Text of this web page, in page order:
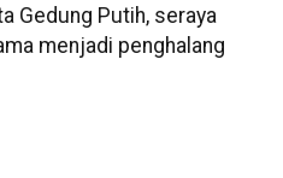
Gedung Putih, seraya
menjadi penghalang